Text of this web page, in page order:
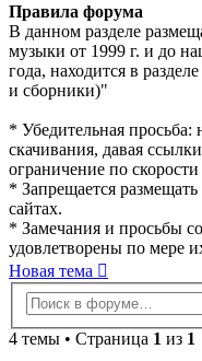
Правила форума
В данном разделе
музыки от 1999 г. и до
года, находится в
и сборники)"
* Убедительная
скачивания, давая
ограничение по
* Запрещается
сайтах.
* Замечания и просьбы
удовлетворены по мере
Новая тема
4 темы • Страница 1 из 1